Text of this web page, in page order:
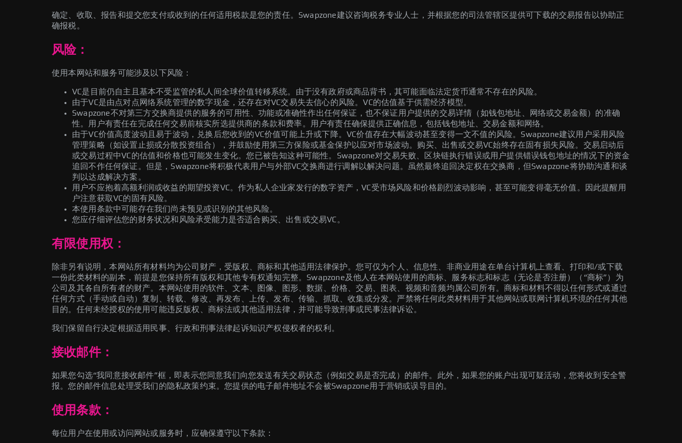
确定、收取、报告和提交您支付或收到的任何适用税款是您的责任。Swapzone建议咨询税务专业人士，并根据您的司法管辖区提供可下载的交易报告以协助正
确报税。
风险：
使用本网站和服务可能涉及以下风险：
VC是目前仍自主且基本不受监管的私人间全球价值转移系统。由于没有政府或商品背书，其可能面临法定货币通常不存在的风险。
由于VC是由点对点网络系统管理的数字现金，还存在对VC交易失去信心的风险。VC的估值基于供需经济模型。
Swapzone不对第三方交换商提供的服务的可用性、功能或准确性作出任何保证，也不保证用户提供的交易详情（如钱包地址、网络或交易金额）的准确
性。用户有责任在完成任何交易前核实所选提供商的条款和费率。用户有责任确保提供正确信息，包括钱包地址、交易金额和网络。
由于VC价值高度波动且易于波动，兑换后您收到的VC价值可能上升或下降。VC价值存在大幅波动甚至变得一文不值的风险。Swapzone建议用户采用风险
管理策略（如设置止损或分散投资组合），并鼓励使用第三方保险或基金保护以应对市场波动。购买、出售或交易VC始终存在固有损失风险。交易启动后
或交易过程中VC的估值和价格也可能发生变化。您已被告知这种可能性。Swapzone对交易失败、区块链执行错误或用户提供错误钱包地址的情况下的资金
追回不作任何保证。但是，Swapzone将积极代表用户与外部VC交换商进行调解以解决问题。虽然最终追回决定权在交换商，但Swapzone将协助沟通和谈
判以达成解决方案。
用户不应抱着高额利润或收益的期望投资VC。作为私人企业家发行的数字资产，VC受市场风险和价格剧烈波动影响，甚至可能变得毫无价值。因此提醒用
户注意获取VC的固有风险。
本使用条款中可能存在我们尚未预见或识别的其他风险。
您应仔细评估您的财务状况和风险承受能力是否适合购买、出售或交易VC。
有限使用权：
除非另有说明，本网站所有材料均为公司财产，受版权、商标和其他适用法律保护。您可仅为个人、信息性、非商业用途在单台计算机上查看、打印和/或下载
一份此类材料的副本，前提是您保持所有版权和其他专有权通知完整。Swapzone及他人在本网站使用的商标、服务标志和标志（无论是否注册）（“商标”）为
公司及其各自所有者的财产。本网站使用的软件、文本、图像、图形、数据、价格、交易、图表、视频和音频均属公司所有。商标和材料不得以任何形式或通过
任何方式（手动或自动）复制、转载、修改、再发布、上传、发布、传输、抓取、收集或分发。严禁将任何此类材料用于其他网站或联网计算机环境的任何其他
目的。任何未经授权的使用可能违反版权、商标法或其他适用法律，并可能导致刑事或民事法律诉讼。
我们保留自行决定根据适用民事、行政和刑事法律起诉知识产权侵权者的权利。
接收邮件：
如果您勾选“我同意接收邮件”框，即表示您同意我们向您发送有关交易状态（例如交易是否完成）的邮件。此外，如果您的账户出现可疑活动，您将收到安全警
报。您的邮件信息处理受我们的隐私政策约束。您提供的电子邮件地址不会被Swapzone用于营销或误导目的。
使用条款：
每位用户在使用或访问网站或服务时，应确保遵守以下条款：